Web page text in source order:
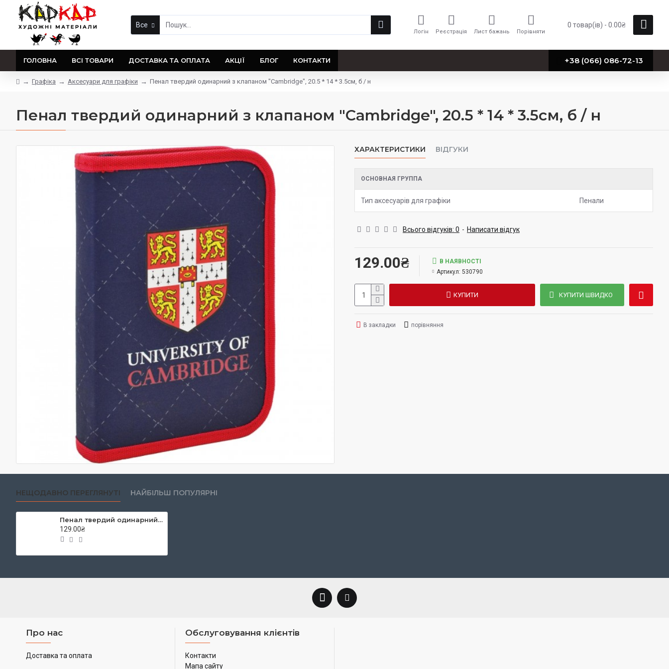
Все
Логін Реєстрація Лист бажань Порівняти
0 товар(ів) - 0.00₴
ГОЛОВНА ВСІ ТОВАРИ ДОСТАВКА ТА ОПЛАТА АКЦІЇ БЛОГ КОНТАКТИ +38 (066) 086-72-13
Графіка Аксесуари для графіки Пенал твердий одинарний з клапаном "Cambridge", 20.5 * 14 * 3.5см, б / н
Пенал твердий одинарний з клапаном "Cambridge", 20.5 * 14 * 3.5см, б / н
ХАРАКТЕРИСТИКИ ВІДГУКИ
ОСНОВНАЯ ГРУППА
Тип аксесуарів для графіки Пенали
Всього відгуків: 0 - Написати відгук
129.00₴
В НАЯВНОСТІ
Артикул: 530790
КУПИТИ КУПИТИ ШВИДКО
В закладки порівняння
НЕЩОДАВНО ПЕРЕГЛЯНУТІ НАЙБІЛЬШ ПОПУЛЯРНІ
Пенал твердий одинарний з клапаном "Cambridge", 20.5 * 14 * 3.5см, б / н
129.00₴
Про нас
Доставка та оплата
Обслуговування клієнтів
Контакти
Мапа сайту